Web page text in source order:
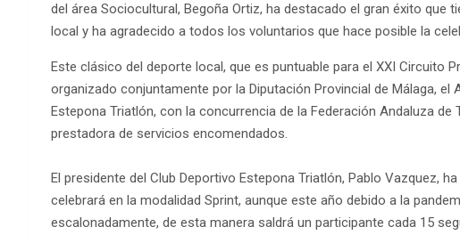
del área Sociocultural, Begoña Ortiz, ha destacado el gran éxito
local y ha agradecido a todos los voluntarios que hace posible la
Este clásico del deporte local, que es puntuable para el XXI Circuito
organizado conjuntamente por la Diputación Provincial de Málaga, el
Estepona Triatlón, con la concurrencia de la Federación Andaluza
prestadora de servicios encomendados.
El presidente del Club Deportivo Estepona Triatlón, Pablo Vazquez,
celebrará en la modalidad Sprint, aunque este año debido a la
escalonadamente, de esta manera saldrá un participante cada 15